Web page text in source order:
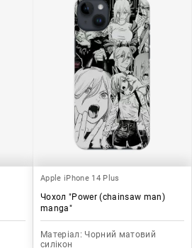
Apple iPhone 14 Plus
Чохол "Power (chainsaw man)
manga"
Матеріал: Чорний матовий
силікон